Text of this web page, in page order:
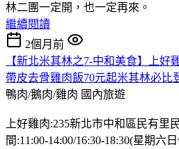
林二團一定開，也一定再來。
繼續閱讀
2個月前
【新北米其林之7-中和美食】上好
帶皮去骨雞肉飯70元起米其林必比
鴨肉/鵝肉/雞肉 國內旅遊
上好雞肉:235新北市中和區民有里
間:11:00-14:00/16:30-18:30(星期六